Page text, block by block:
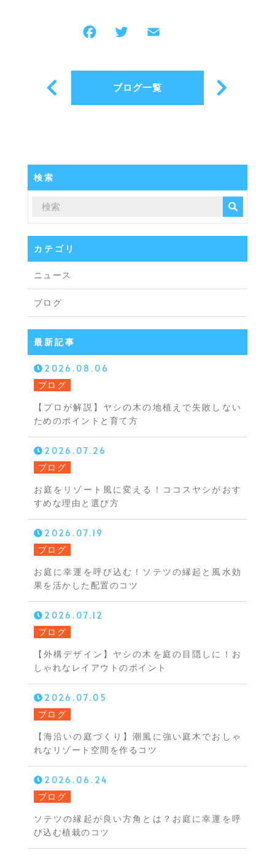
ブログ一覧
検索
カテゴリ
ニュース
ブログ
最新記事
2026.08.06
ブログ
【プロが解説】ヤシの木の地植えで失敗しない
ためのポイントと育て方
2026.07.26
ブログ
お庭をリゾート風に変える！ココスヤシがおす
すめな理由と選び方
2026.07.19
ブログ
お庭に幸運を呼び込む！ソテツの縁起と風水効
果を活かした配置のコツ
2026.07.12
ブログ
【外構デザイン】ヤシの木を庭の目隠しに！お
しゃれなレイアウトのポイント
2026.07.05
ブログ
【海沿いの庭づくり】潮風に強い庭木でおしゃ
れなリゾート空間を作るコツ
2026.06.24
ブログ
ソテツの縁起が良い方角とは？お庭に幸運を呼
び込む植栽のコツ